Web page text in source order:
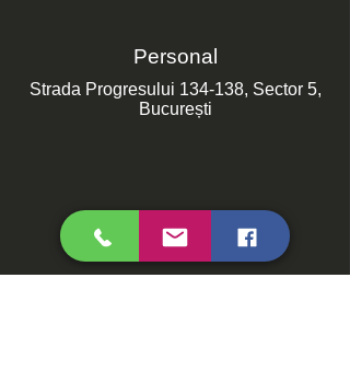
Personal
Strada Progresului 134-138, Sector 5,
București
Prin formularul de contact!